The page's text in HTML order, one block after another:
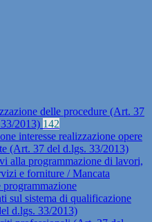
delle procedure (Art. 37
2013) 142
interesse realizzazione opere
(Art. 37 del d.lgs. 33/2013)
alla programmazione di lavori,
e forniture / Mancata
programmazione
sul sistema di qualificazione
d.lgs. 33/2013)